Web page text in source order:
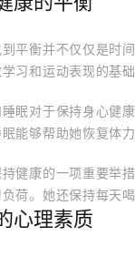
平衡并不仅仅是时
习和运动表现的基
眠对于保持身心健
能够帮助她恢复体
健康的一项重要举
荷。她还保持每天
心理素质